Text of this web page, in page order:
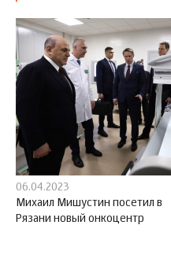
06.04.2023
Михаил Мишустин посетил в
Рязани новый онкоцентр